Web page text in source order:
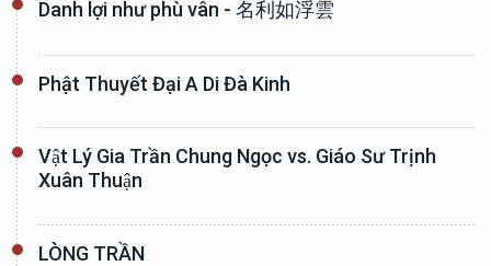
Danh lợi như phù vân - 名利如浮雲
Phật Thuyết Đại A Di Đà Kinh
Vật Lý Gia Trần Chung Ngọc vs. Giáo Sư Trịnh
Xuân Thuận
LÒNG TRẦN